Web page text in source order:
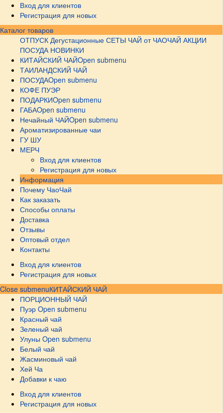
Вход для клиентов
Регистрация для новых
Каталог товаров
ОТПУСК Дегустационные СЕТЫ ЧАЙ от ЧАОЧАЙ АКЦИИ
ПОСУДА НОВИНКИ
КИТАЙСКИЙ ЧАЙOpen submenu
ТАИЛАНДСКИЙ ЧАЙ
ПОСУДАOpen submenu
КОФЕ ПУЭР
ПОДАРКИOpen submenu
ГАБАOpen submenu
Нечайный ЧАЙOpen submenu
Ароматизированные чаи
ГУ ШУ
МЕРЧ
Вход для клиентов
Регистрация для новых
Информация
Почему ЧаоЧай
Как заказать
Способы оплаты
Доставка
Отзывы
Оптовый отдел
Контакты
Вход для клиентов
Регистрация для новых
Close submenuКИТАЙСКИЙ ЧАЙ
ПОРЦИОННЫЙ ЧАЙ
Пуэр Open submenu
Красный чай
Зеленый чай
Улуны Open submenu
Белый чай
Жасминовый чай
Хей Ча
Добавки к чаю
Вход для клиентов
Регистрация для новых